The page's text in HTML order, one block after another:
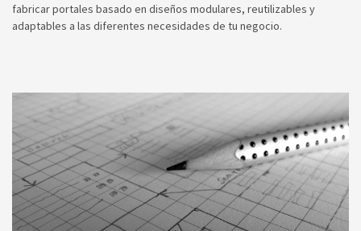
fabricar portales basado en diseños modulares, reutilizables y
adaptables a las diferentes necesidades de tu negocio.